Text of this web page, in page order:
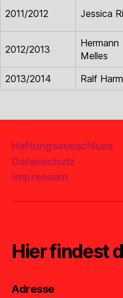
2011/2012 Jessica
2012/2013
Hermann
Melles
2013/2014 Ralf
Haftungsausschluss
Datenschutz
Impressum
Hier findest
Adresse